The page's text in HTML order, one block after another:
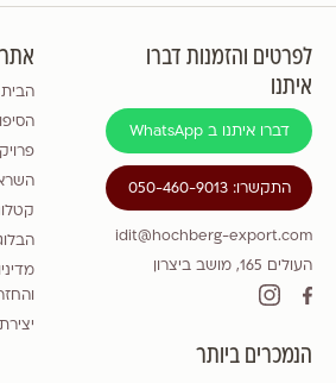
לפרטים והזמנות דברו
איתנו
דברו איתנו ב WhatsApp
התקשרו: 050-460-9013
idit@hochberg-export.com
העולים 165, מושב ביצרון
אתר
הבית
הנמכרים ביותר